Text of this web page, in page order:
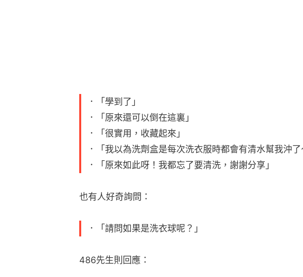
．「學到了」
．「原來還可以倒在這裏」
．「很實用，收藏起來」
．「我以為洗劑盒是每次洗衣服時都會有清水幫我沖了
．「原來如此呀！我都忘了要清洗，謝謝分享」
也有人好奇詢問：
．「請問如果是洗衣球呢？」
486先生則回應：